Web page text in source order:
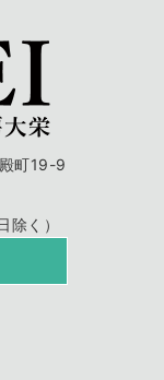
町19-9
除く）